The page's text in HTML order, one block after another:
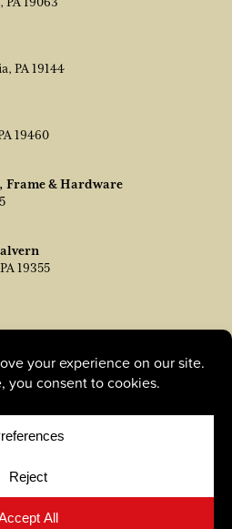
PA 19144
19460
Frame & Hardware
19355
Vicepresidente de Ventas:
Lumber. |
House Design